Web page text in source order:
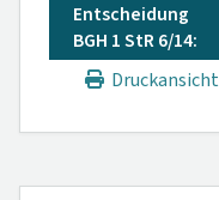
Entscheidung
BGH 1 StR 6/14:
Druckansicht